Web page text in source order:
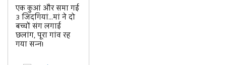
एक कुआं और समा गई
3 जिंदगियां...मां ने दो
बच्चों संग लगाई
छलांग, पूरा गांव रह
गया सन्न!